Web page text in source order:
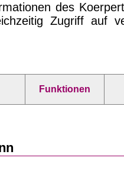
des
Zugriff auf
Funktionen